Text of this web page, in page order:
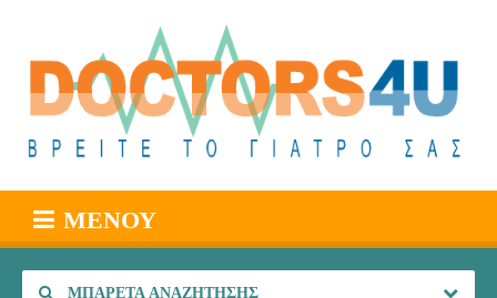
ΜΕΝΟΎ
ΜΠΑΡΈΤΑ ΑΝΑΖΉΤΗΣΗΣ